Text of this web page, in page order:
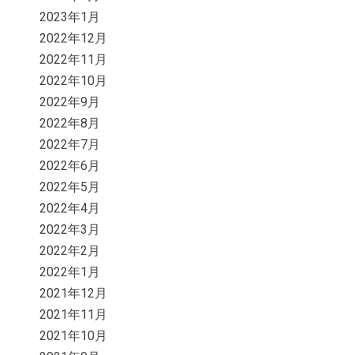
2023年1月
2022年12月
2022年11月
2022年10月
2022年9月
2022年8月
2022年7月
2022年6月
2022年5月
2022年4月
2022年3月
2022年2月
2022年1月
2021年12月
2021年11月
2021年10月